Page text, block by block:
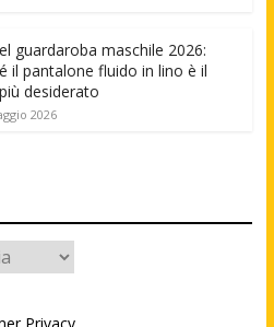
guardaroba maschile 2026:
il pantalone fluido in lino è il
desiderato
2026